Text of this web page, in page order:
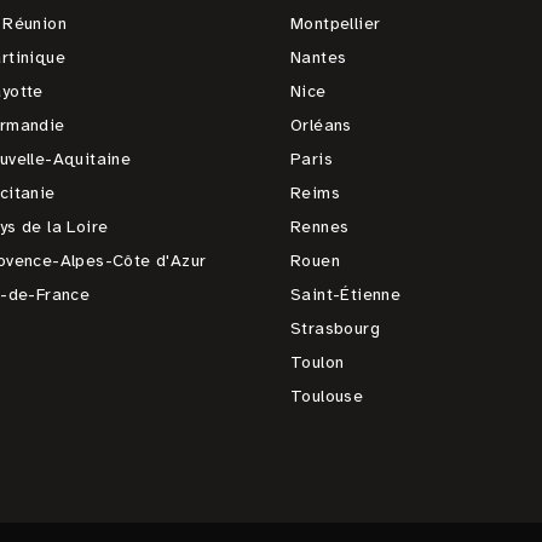
Aquitaine
de la Loire
Alpes-Côte d'Azur
de-France
Montpellier
Nantes
Nice
Orléans
Paris
Reims
Rennes
Rouen
Saint-Étienne
Strasbourg
Toulon
Toulouse